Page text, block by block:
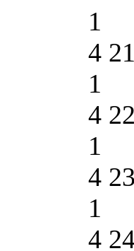
1
4
1
4
1
4
1
4